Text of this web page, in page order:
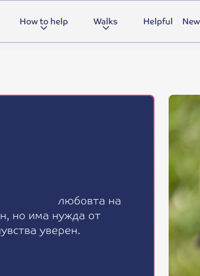
How to help Walks Helpful
любовта на
н, но има нужда от
увства уверен.